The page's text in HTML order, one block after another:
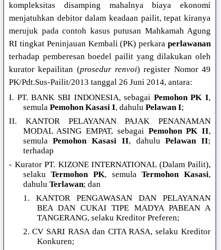
kompleksitas disamping mahalnya biaya ekonomi
menjatuhkan debitor dalam keadaan pailit, tepat kiranya
merujuk pada contoh kasus putusan Mahkamah Agung
RI tingkat Peninjauan Kembali (PK) perkara perlawanan
terhadap pemberesan boedel pailit yang dilakukan oleh
kurator kepailitan (prosedur renvoi) register Nomor 49
PK/Pdt.Sus-Pailit/2013 tanggal 26 Juni 2014, antara:
I. PT. BANK SBI INDONESIA, sebagai Pemohon PK I,
semula Pemohon Kasasi I, dahulu Pelawan I;
II. KANTOR PELAYANAN PAJAK PENANAMAN
MODAL ASING EMPAT, sebagai Pemohon PK II,
semulaPemohon Kasasi II, dahuluPelawan II;
terhadap
- Kurator PT. KIZONE INTERNATIONAL (Dalam Pailit),
selakuTermohon PK, semulaTermohon Kasasi,
dahulu Terlawan; dan
1. KANTOR PENGAWASAN DAN PELAYANAN
BEA DAN CUKAI TIPE MADYA PABEAN A
TANGERANG, selaku Kreditor Preferen;
2. CV SARI RASA dan CITA RASA, selaku Kreditor
Konkuren;